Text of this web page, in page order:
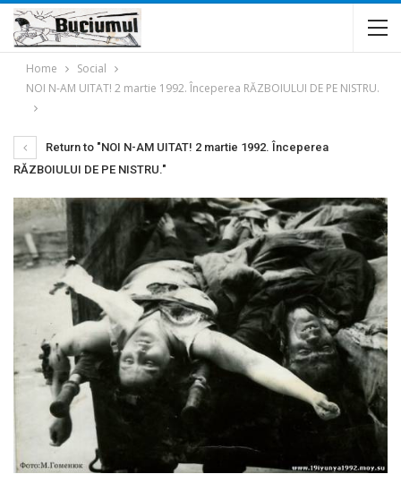
Home
Social
NOI N-AM UITAT! 2 martie 1992. Începerea RĂZBOIULUI DE PE NISTRU.
Return to "NOI N-AM UITAT! 2 martie 1992. Începerea
RĂZBOIULUI DE PE NISTRU."